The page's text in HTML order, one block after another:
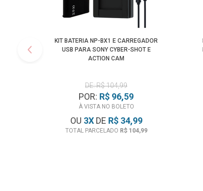
KIT BATERIA NP-BX1 E CARREGADOR
USB PARA SONY CYBER-SHOT E
ACTION CAM
DE: R$ 104,99
POR: R$ 96,59
À VISTA NO BOLETO
OU 3XDE R$ 34,99
TOTAL PARCELADO R$ 104,99